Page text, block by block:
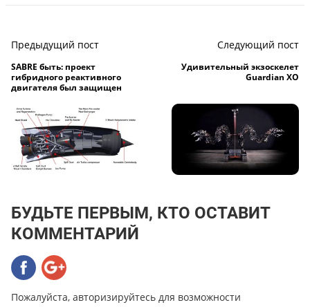
Предыдущий пост
SABRE быть: проект
гибридного реактивного
двигателя был защищен
Следующий пост
Удивительный экзоскелет
Guardian XO
БУДЬТЕ ПЕРВЫМ, КТО ОСТАВИТ
КОММЕНТАРИЙ
Пожалуйста, авторизируйтесь для возможности